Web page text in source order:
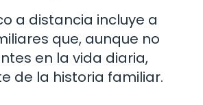
a distancia incluye a
que, aunque no
en la vida diaria,
de la historia familiar.